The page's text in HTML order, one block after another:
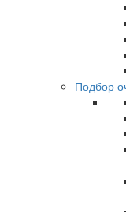
Подбор